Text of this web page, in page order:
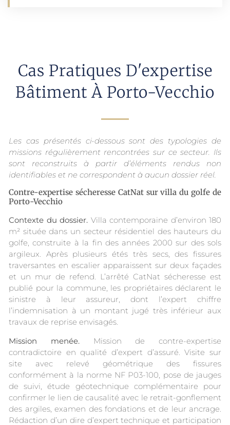
Cas Pratiques D'expertise
Bâtiment À Porto-Vecchio
Les cas présentés ci-dessous sont des typologies de
missions régulièrement rencontrées sur ce secteur. Ils
sont reconstruits à partir d’éléments rendus non
identifiables et ne correspondent à aucun dossier réel.
Contre-expertise sécheresse CatNat sur villa du golfe de
Porto-Vecchio
Contexte du dossier. Villa contemporaine d’environ 180
m² située dans un secteur résidentiel des hauteurs du
golfe, construite à la fin des années 2000 sur des sols
argileux. Après plusieurs étés très secs, des fissures
traversantes en escalier apparaissent sur deux façades
et un mur de refend. L’arrêté CatNat sécheresse est
publié pour la commune, les propriétaires déclarent le
sinistre à leur assureur, dont l’expert chiffre
l’indemnisation à un montant jugé très inférieur aux
travaux de reprise envisagés.
Mission menée. Mission de contre-expertise
contradictoire en qualité d’expert d’assuré. Visite sur
site avec relevé géométrique des fissures
conformément à la norme NF P03-100, pose de jauges
de suivi, étude géotechnique complémentaire pour
confirmer le lien de causalité avec le retrait-gonflement
des argiles, examen des fondations et de leur ancrage.
Rédaction d’un dire d’expert technique et participation